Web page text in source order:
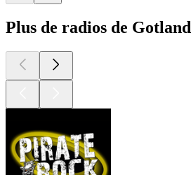
Plus de radios de Gotland